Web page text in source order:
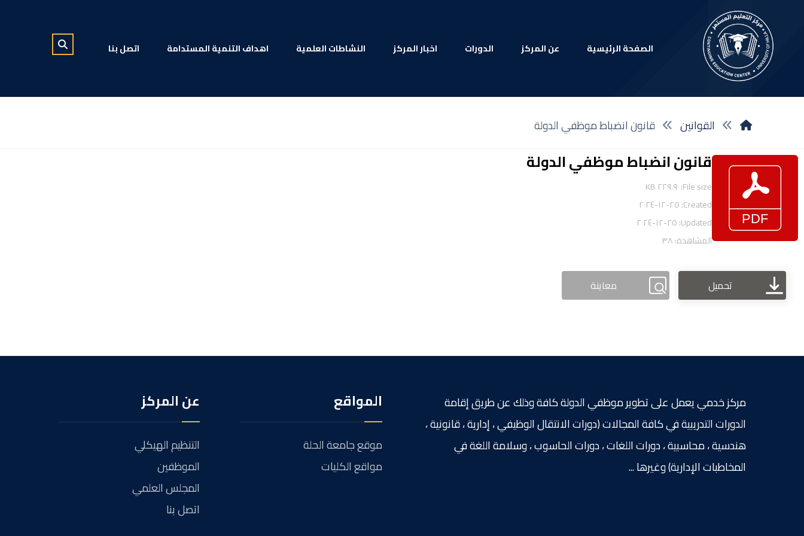
الصفحة الرئيسية عن المركز الدورات اخبار المركز النشاطات العلمية اهداف التنمية المستدامة اتصل بنا
القوانين قانون انضباط موظفي الدولة
قانون انضباط موظفي الدولة
File size: ٢٢٩.٩٠ KB
Created: ٢٥-١٢-٢٠٢٤
Updated: ٢٥-١٢-٢٠٢٤
المشاهدة: ٣٨
تحميل معاينة
مركز خدمي يعمل على تطوير موظفي الدولة كافة وذلك عن طريق إقامة
الدورات التدريبية في كافة المجالات (دورات الانتقال الوظيفي ، إدارية ، قانونية ،
هندسية ، محاسبية ، دورات اللغات ، دورات الحاسوب ، وسلامة اللغة في
المخاطبات الإدارية) وغيرها ...
المواقع
موقع جامعة الحلة
مواقع الكليات
عن المركز
التنظيم الهيكلي
الموظفين
المجلس العلمي
اتصل بنا